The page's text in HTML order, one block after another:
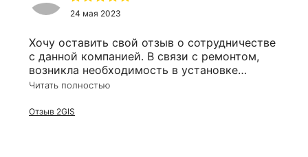
24 мая 2023
Хочу оставить свой отзыв о сотрудничестве
с данной компанией. В связи с ремонтом,
возникла необходимость в установке
зеркала в ванную комнату. Почитав отзывы,
производителе и ни сколько об этом не
Читать полностью
Отзыв 2GIS